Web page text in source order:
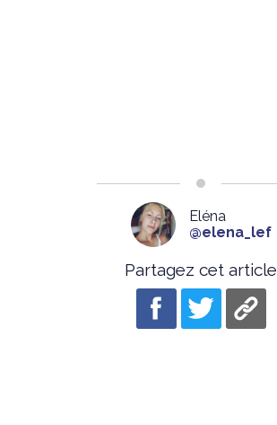
Eléna
@elena_lef
Partagez cet article